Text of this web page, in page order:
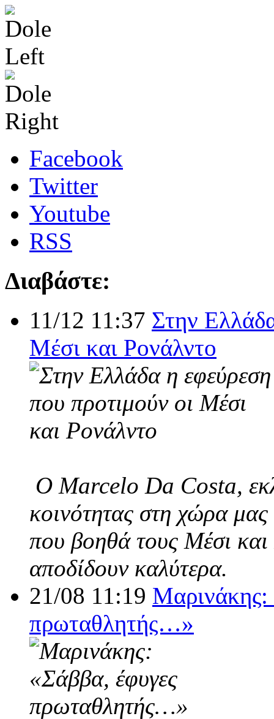
Facebook
Twitter
Youtube
RSS
Διαβάστε:
11/12 11:37 Στην
Μέσι και Ρονάλντο
Ο Marcelo Da Costa,
κοινότητας στη χώρα
που βοηθά τους Μέσι και
αποδίδουν καλύτερα.
21/08 11:19 Μαρινάκης:
πρωταθλητής…»